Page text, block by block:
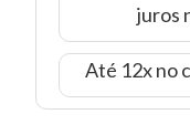
juros
Até 12x no